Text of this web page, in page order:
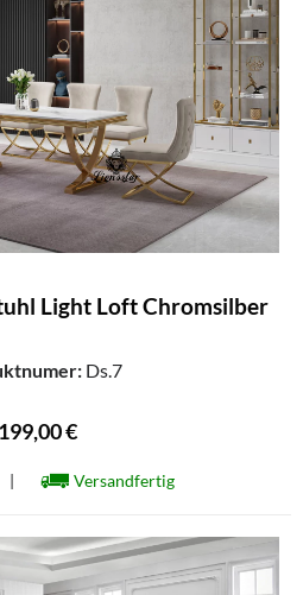
Light Loft Chromsilber
Ds.7
199,00 €
| Versandfertig